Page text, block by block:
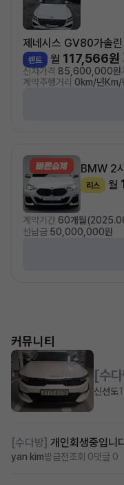
제네시스 GV80가솔
렌트 월 117,566원
신차가격 85,600,000원
계약주행거리 0km/년Km/
BMW 2
리스 월
계약기간 60개월
선납금 50,000,000원
커뮤니티
[수다방] 개인회생중입니
yan kim방금전조회 0댓글 0
[수
신선도